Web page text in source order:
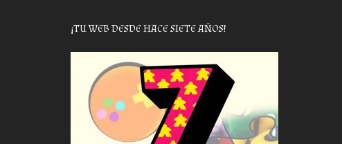
¡TU WEB DESDE HACE SIETE AÑOS!